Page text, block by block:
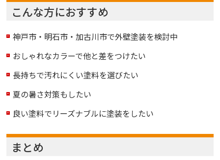
こんな方におすすめ
神戸市・明石市・加古川市で外壁塗装を検討中
おしゃれなカラーで他と差をつけたい
長持ちで汚れにくい塗料を選びたい
夏の暑さ対策もしたい
良い塗料でリーズナブルに塗装をしたい
まとめ